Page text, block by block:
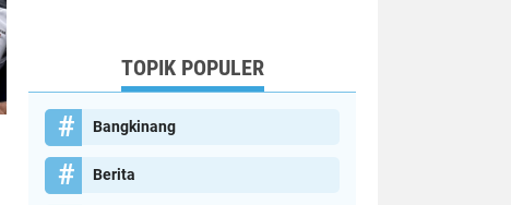
TOPIK POPULER
Bangkinang
Berita